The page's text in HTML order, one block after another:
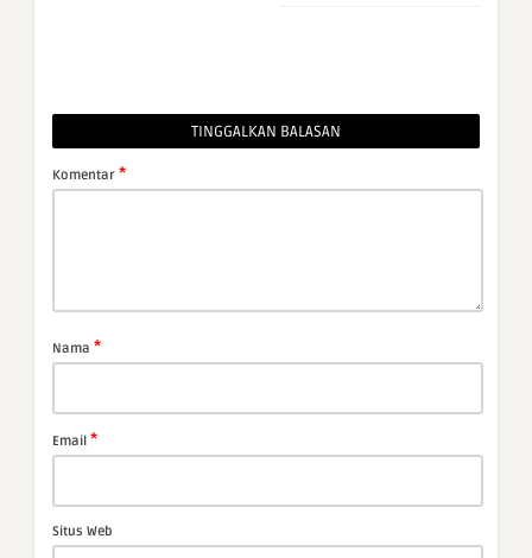
TINGGALKAN BALASAN
Komentar *
Nama *
Email *
Situs Web